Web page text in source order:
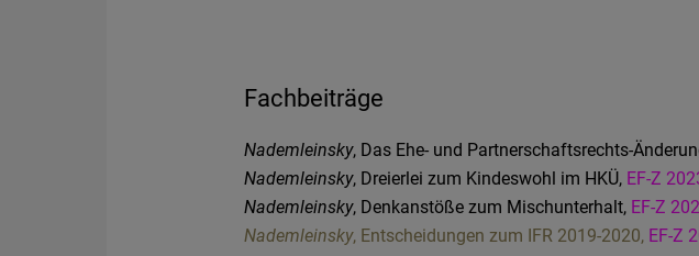
Fachbeiträge
Nademleinsky, Das Ehe- und Partnerschaftsrechts-
Nademleinsky, Dreierlei zum Kindeswohl im HKÜ, EF-Z
Nademleinsky, Denkanstöße zum Mischunterhalt, EF-Z
Nademleinsky, Entscheidungen zum IFR 2019-2020, EF-Z